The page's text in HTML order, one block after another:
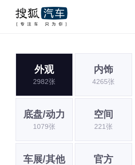
外观
2982张
内饰
4265张
底盘/动力
1079张
空间
221张
车展/其他 官方